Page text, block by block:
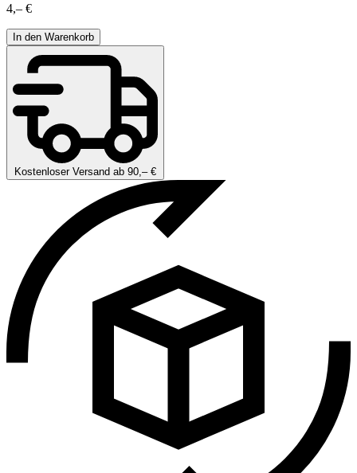
4,– €
In den Warenkorb
Kostenloser Versand ab 90,– €